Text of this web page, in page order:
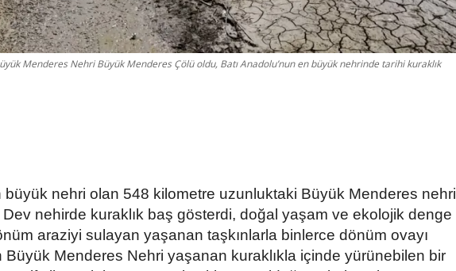
Menderes Nehri Büyük Menderes Çölü oldu, Batı Anadolu’nun en büyük nehrinde tarihi kuraklık
büyük nehri olan 548 kilometre uzunluktaki Büyük Menderes nehri
nehirde kuraklık baş gösterdi, doğal yaşam ve ekolojik denge
araziyi sulayan yaşanan taşkınlarla binlerce dönüm ovayı
Büyük Menderes Nehri yaşanan kuraklıkla içinde yürünebilen bir